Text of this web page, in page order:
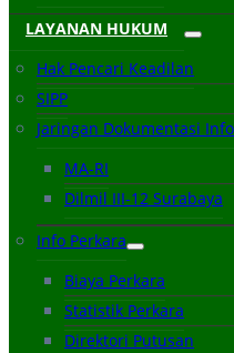
LAYANAN HUKUM
Hak Pencari Keadilan
SIPP
Jaringan Dokumentasi
MA-RI
Dilmil III-12 Surabaya
Info Perkara
Biaya Perkara
Statistik Perkara
Direktori Putusan